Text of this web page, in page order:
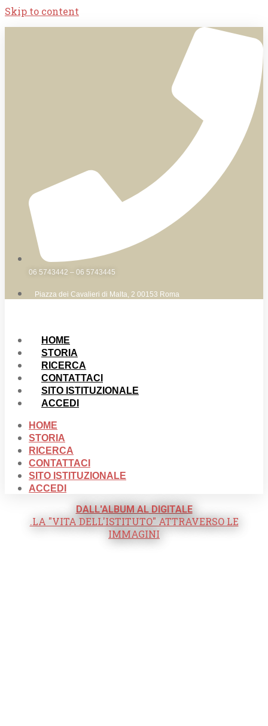
Skip to content
06 5743442 – 06 5743445
Piazza dei Cavalieri di Malta, 2 00153 Roma
HOME
STORIA
RICERCA
CONTATTACI
SITO ISTITUZIONALE
ACCEDI
HOME
STORIA
RICERCA
CONTATTACI
SITO ISTITUZIONALE
ACCEDI
DALL'ALBUM AL DIGITALE
.LA "VITA DELL'ISTITUTO" ATTRAVERSO LE
IMMAGINI